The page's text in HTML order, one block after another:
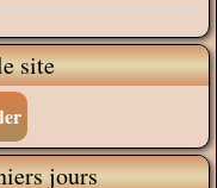
site
jours